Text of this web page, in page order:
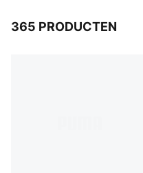
365 PRODUCTEN